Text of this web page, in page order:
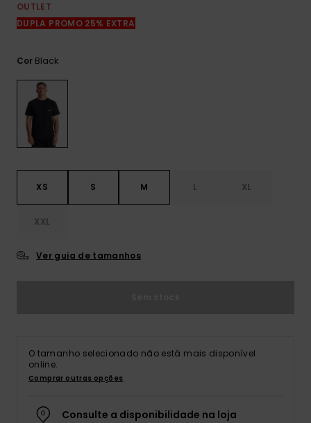
contacto.
OUTLET
DUPLA PROMO 25% EXTRA
Cor Black
XS S M L XL
XXL
Ver guia de tamanhos
O tamanho selecionado não está mais disponível
online.
Comprar outras opções
Consulte a disponibilidade na loja